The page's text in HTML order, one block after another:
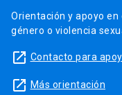
Orientación y apoyo
género o violencia
launch Contacto para
launch Más orientación